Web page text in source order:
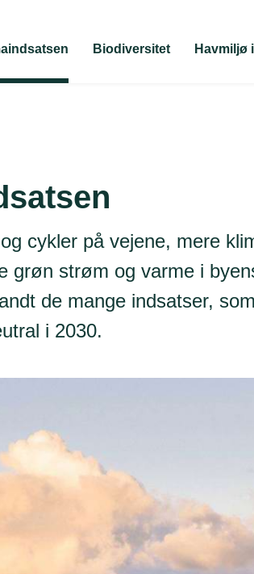
Biodiversitet Havmiljø
cykler på vejene, mere
grøn strøm og varme i
de mange indsatser,
i 2030.